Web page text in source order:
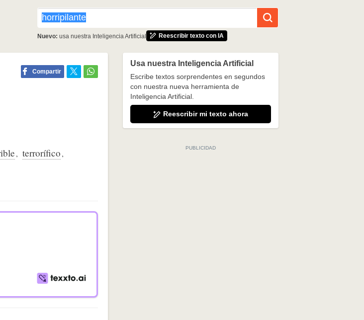
Nuevo: usa nuestra Inteligencia Artificial Reescribir texto con IA
Compartir
, terrorífico,
Usa nuestra Inteligencia Artificial
Escribe textos sorprendentes en segundos
con nuestra nueva herramienta de
Inteligencia Artificial.
Reescribir mi texto ahora